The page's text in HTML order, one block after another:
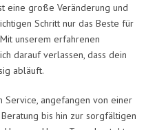
eine große Veränderung und
Schritt nur das Beste für
unserem erfahrenen
darauf verlassen, dass dein
abläuft.
Service, angefangen von einer
bis hin zur sorgfältigen